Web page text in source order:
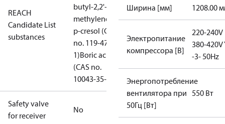
REACH
Candidate List
substances
butyl-2,2'-
methylenedi-
p-cresol (CAS
no. 119-47-
1)Boric acid
(CAS no.
10043-35-3)
Safety valve
for receiver
No
Ширина [мм] 1208.00
Электропитание
компрессора [В]
220-240V
380-420V
-3- 50Hz
Энергопотребление
вентилятора при
50Гц [Вт]
550 Вт